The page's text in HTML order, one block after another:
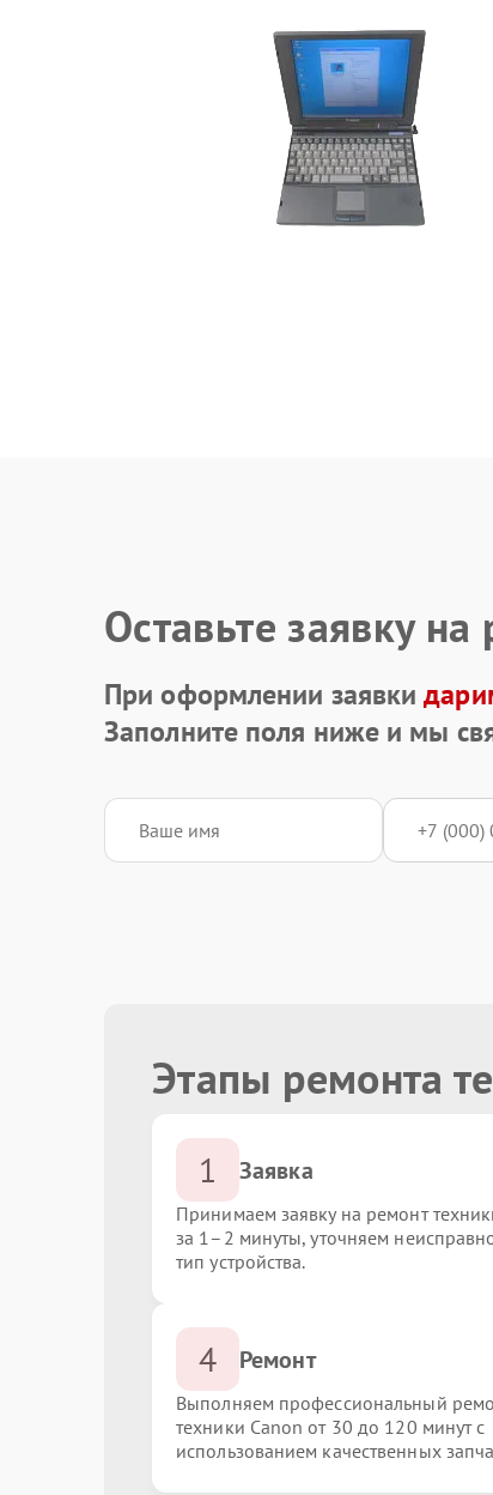
Оставьте заявку на
При оформлении заявки
Заполните поля ниже и мы
Этапы ремонта
1 Заявка
Принимаем заявку на ремонт
за 1–2 минуты, уточняем
тип устройства.
4 Ремонт
Выполняем профессиональный
техники Canon от 30 до 120 минут с
использованием качественных